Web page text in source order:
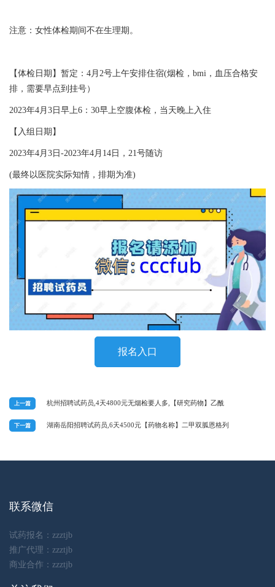
注意：女性体检期间不在生理期。
【体检日期】暂定：4月2号上午安排住宿(烟检，bmi，血压合格安
排，需要早点到挂号）
2023年4月3日早上6：30早上空腹体检，当天晚上入住
【入组日期】
2023年4月3日-2023年4月14日，21号随访
(最终以医院实际知情，排期为准)
报名入口
上一篇 杭州招聘试药员,4天4800元无烟检要人多,【研究药物】乙酰
下一篇 湖南岳阳招聘试药员,6天4500元【药物名称】二甲双胍恩格列
联系微信
试药报名：zzztjb
推广代理：zzztjb
商业合作：zzztjb